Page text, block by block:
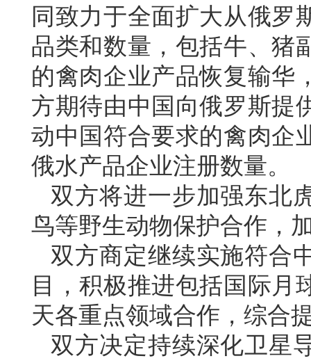
同致力于全面扩大从俄罗
品类和数量，包括牛、猪
的禽肉企业产品恢复输华
方期待由中国向俄罗斯提
动中国符合要求的禽肉企
俄水产品企业注册数量。
双方将进一步加强东北
鸟等野生动物保护合作，
双方商定继续实施符合
目，积极推进包括国际月
天各重点领域合作，综合
双方决定持续深化卫星